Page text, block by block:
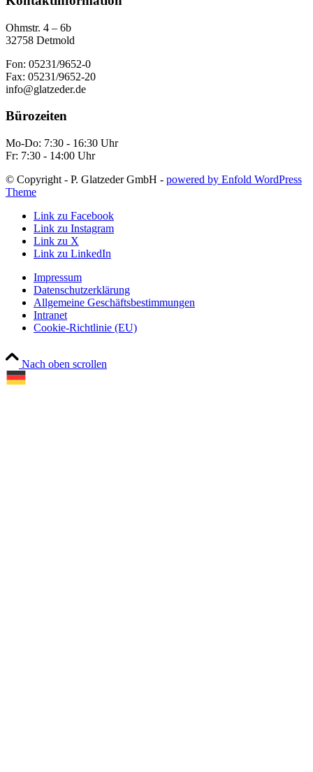
Ohmstr. 4 – 6b
32758 Detmold
Fon: 05231/9652-0
Fax: 05231/9652-20
info@glatzeder.de
Bürozeiten
Mo-Do: 7:30 - 16:30 Uhr
Fr: 7:30 - 14:00 Uhr
© Copyright - P. Glatzeder GmbH - powered by Enfold WordPress
Theme
Link zu Facebook
Link zu Instagram
Link zu X
Link zu LinkedIn
Impressum
Datenschutzerklärung
Allgemeine Geschäftsbestimmungen
Intranet
Cookie-Richtlinie (EU)
Nach oben scrollen